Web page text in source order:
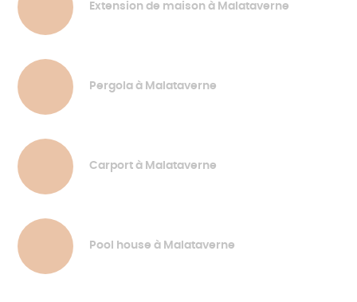
Extension de maison à Malataverne
Pergola à Malataverne
Carport à Malataverne
Pool house à Malataverne